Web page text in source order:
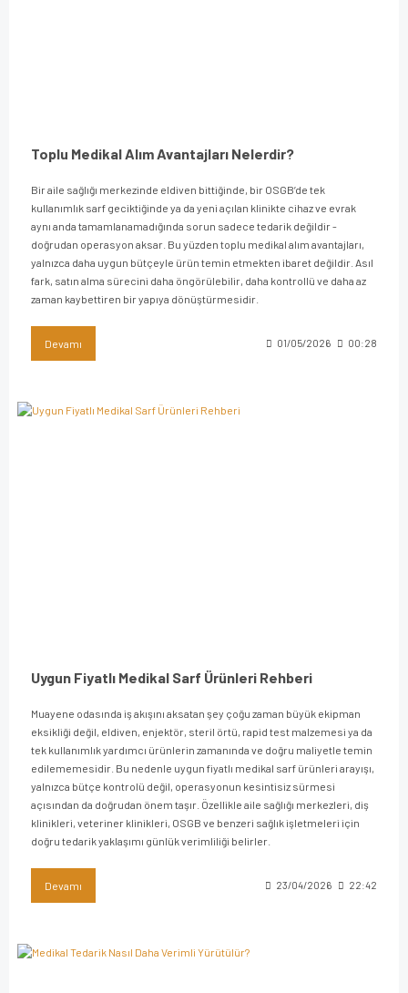
Toplu Medikal Alım Avantajları Nelerdir?
Bir aile sağlığı merkezinde eldiven bittiğinde, bir OSGB’de tek
kullanımlık sarf geciktiğinde ya da yeni açılan klinikte cihaz ve evrak
aynı anda tamamlanamadığında sorun sadece tedarik değildir -
doğrudan operasyon aksar. Bu yüzden toplu medikal alım avantajları,
yalnızca daha uygun bütçeyle ürün temin etmekten ibaret değildir. Asıl
fark, satın alma sürecini daha öngörülebilir, daha kontrollü ve daha az
zaman kaybettiren bir yapıya dönüştürmesidir.
Devamı 01/05/2026 00:28
Uygun Fiyatlı Medikal Sarf Ürünleri Rehberi
Muayene odasında iş akışını aksatan şey çoğu zaman büyük ekipman
eksikliği değil, eldiven, enjektör, steril örtü, rapid test malzemesi ya da
tek kullanımlık yardımcı ürünlerin zamanında ve doğru maliyetle temin
edilememesidir. Bu nedenle uygun fiyatlı medikal sarf ürünleri arayışı,
yalnızca bütçe kontrolü değil, operasyonun kesintisiz sürmesi
açısından da doğrudan önem taşır. Özellikle aile sağlığı merkezleri, diş
klinikleri, veteriner klinikleri, OSGB ve benzeri sağlık işletmeleri için
doğru tedarik yaklaşımı günlük verimliliği belirler.
Devamı 23/04/2026 22:42